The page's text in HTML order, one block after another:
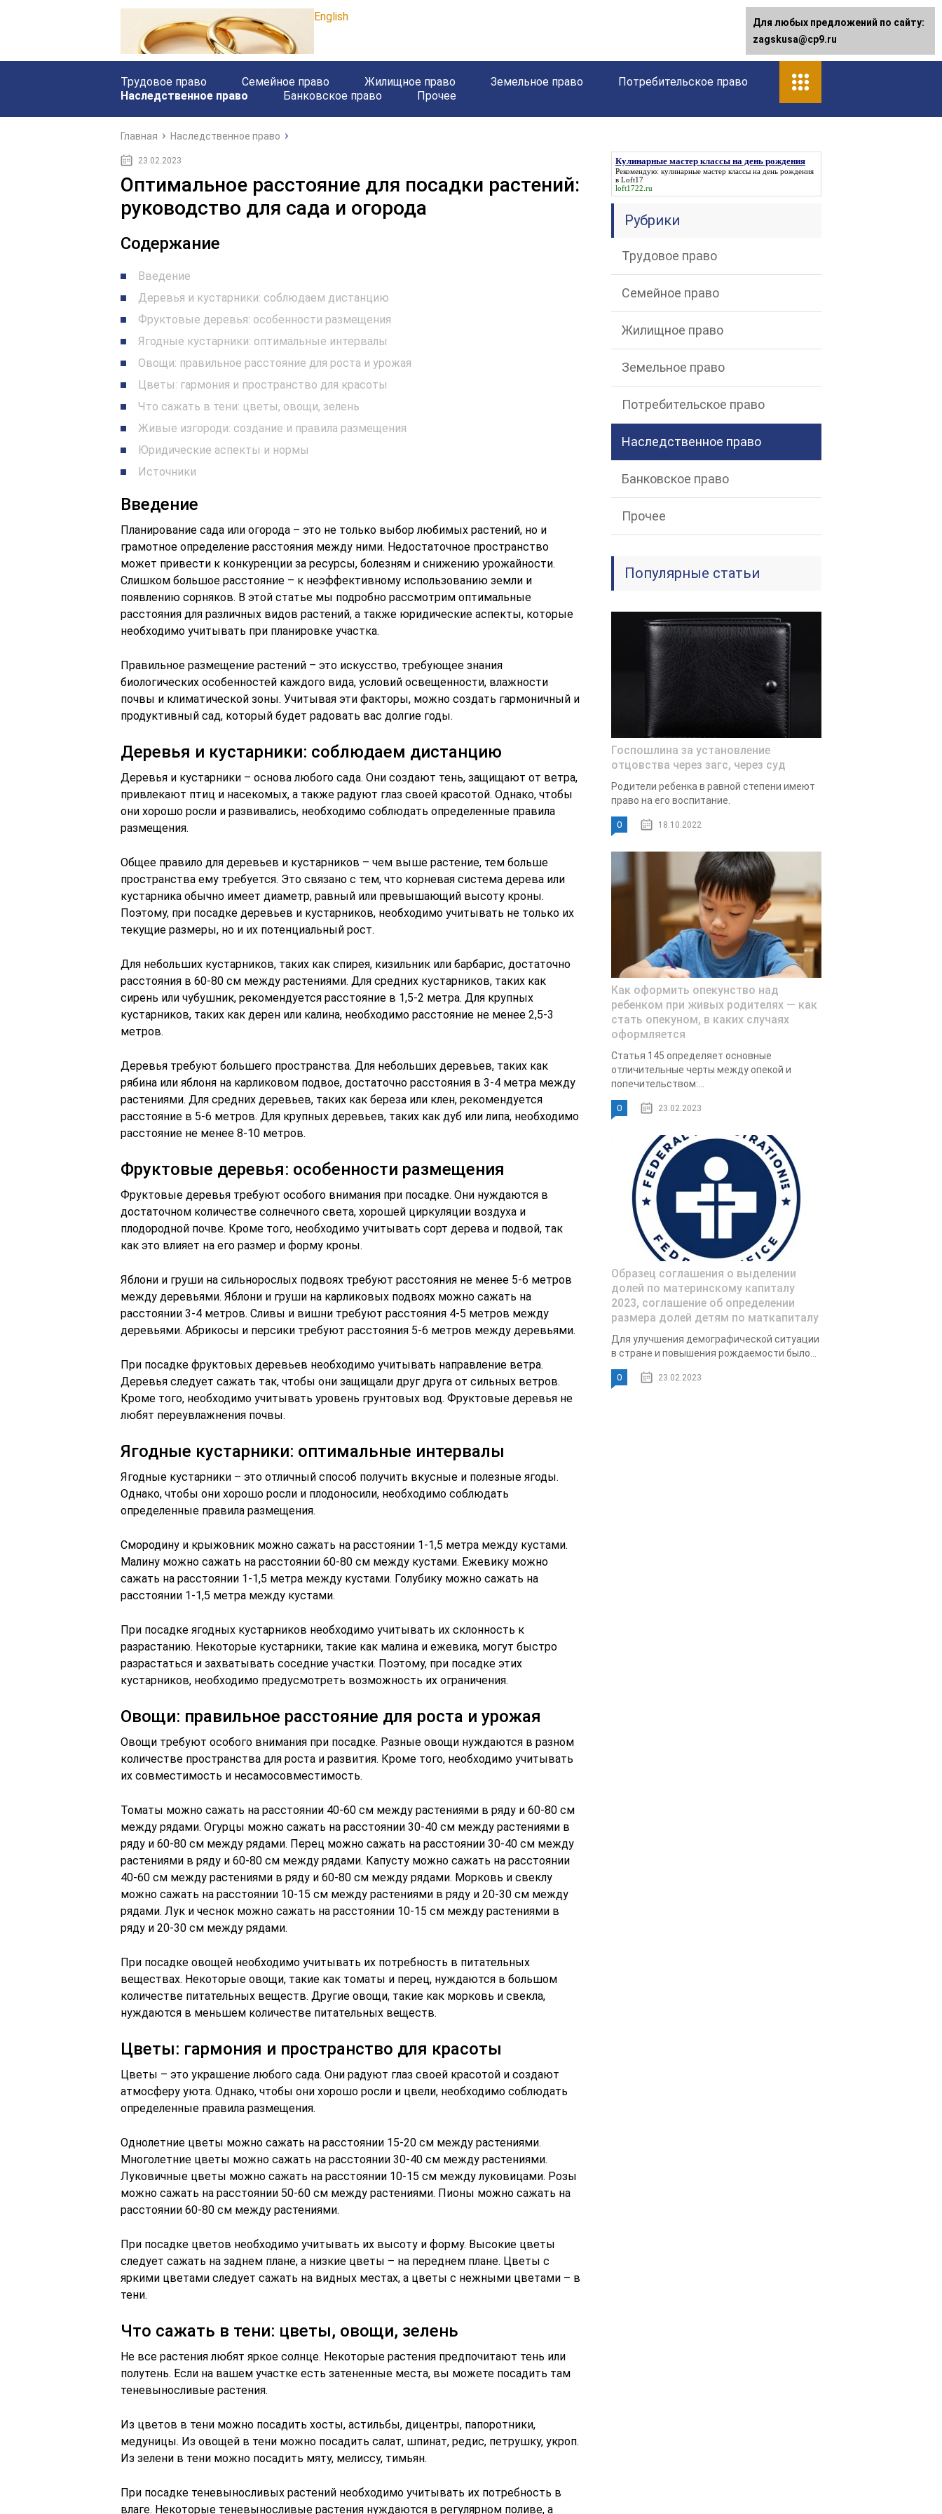
English
Трудовое право Семейное право Жилищное право Земельное право
Потребительское право
Наследственное право
Банковское право Прочее
Главная Наследственное право
23.02.2023
Оптимальное расстояние для посадки растений:
руководство для сада и огорода
Содержание
Введение
Деревья и кустарники: соблюдаем дистанцию
Фруктовые деревья: особенности размещения
Ягодные кустарники: оптимальные интервалы
Овощи: правильное расстояние для роста и урожая
Цветы: гармония и пространство для красоты
Что сажать в тени: цветы, овощи, зелень
Живые изгороди: создание и правила размещения
Юридические аспекты и нормы
Источники
Введение
Планирование сада или огорода – это не только выбор любимых растений, но и
грамотное определение расстояния между ними. Недостаточное пространство
может привести к конкуренции за ресурсы, болезням и снижению урожайности.
Слишком большое расстояние – к неэффективному использованию земли и
появлению сорняков. В этой статье мы подробно рассмотрим оптимальные
расстояния для различных видов растений, а также юридические аспекты, которые
необходимо учитывать при планировке участка.
Правильное размещение растений – это искусство, требующее знания
биологических особенностей каждого вида, условий освещенности, влажности
почвы и климатической зоны. Учитывая эти факторы, можно создать гармоничный и
продуктивный сад, который будет радовать вас долгие годы.
Деревья и кустарники: соблюдаем дистанцию
Деревья и кустарники – основа любого сада. Они создают тень, защищают от ветра,
привлекают птиц и насекомых, а также радуют глаз своей красотой. Однако, чтобы
они хорошо росли и развивались, необходимо соблюдать определенные правила
размещения.
Общее правило для деревьев и кустарников – чем выше растение, тем больше
пространства ему требуется. Это связано с тем, что корневая система дерева или
кустарника обычно имеет диаметр, равный или превышающий высоту кроны.
Поэтому, при посадке деревьев и кустарников, необходимо учитывать не только их
текущие размеры, но и их потенциальный рост.
Для небольших кустарников, таких как спирея, кизильник или барбарис, достаточно
расстояния в 60-80 см между растениями. Для средних кустарников, таких как
сирень или чубушник, рекомендуется расстояние в 1,5-2 метра. Для крупных
кустарников, таких как дерен или калина, необходимо расстояние не менее 2,5-3
метров.
Деревья требуют большего пространства. Для небольших деревьев, таких как
рябина или яблоня на карликовом подвое, достаточно расстояния в 3-4 метра между
растениями. Для средних деревьев, таких как береза или клен, рекомендуется
расстояние в 5-6 метров. Для крупных деревьев, таких как дуб или липа, необходимо
расстояние не менее 8-10 метров.
Фруктовые деревья: особенности размещения
Фруктовые деревья требуют особого внимания при посадке. Они нуждаются в
достаточном количестве солнечного света, хорошей циркуляции воздуха и
плодородной почве. Кроме того, необходимо учитывать сорт дерева и подвой, так
как это влияет на его размер и форму кроны.
Яблони и груши на сильнорослых подвоях требуют расстояния не менее 5-6 метров
между деревьями. Яблони и груши на карликовых подвоях можно сажать на
расстоянии 3-4 метров. Сливы и вишни требуют расстояния 4-5 метров между
деревьями. Абрикосы и персики требуют расстояния 5-6 метров между деревьями.
При посадке фруктовых деревьев необходимо учитывать направление ветра.
Деревья следует сажать так, чтобы они защищали друг друга от сильных ветров.
Кроме того, необходимо учитывать уровень грунтовых вод. Фруктовые деревья не
любят переувлажнения почвы.
Ягодные кустарники: оптимальные интервалы
Ягодные кустарники – это отличный способ получить вкусные и полезные ягоды.
Однако, чтобы они хорошо росли и плодоносили, необходимо соблюдать
определенные правила размещения.
Смородину и крыжовник можно сажать на расстоянии 1-1,5 метра между кустами.
Малину можно сажать на расстоянии 60-80 см между кустами. Ежевику можно
сажать на расстоянии 1-1,5 метра между кустами. Голубику можно сажать на
расстоянии 1-1,5 метра между кустами.
При посадке ягодных кустарников необходимо учитывать их склонность к
разрастанию. Некоторые кустарники, такие как малина и ежевика, могут быстро
разрастаться и захватывать соседние участки. Поэтому, при посадке этих
кустарников, необходимо предусмотреть возможность их ограничения.
Овощи: правильное расстояние для роста и урожая
Овощи требуют особого внимания при посадке. Разные овощи нуждаются в разном
количестве пространства для роста и развития. Кроме того, необходимо учитывать
их совместимость и несамосовместимость.
Томаты можно сажать на расстоянии 40-60 см между растениями в ряду и 60-80 см
между рядами. Огурцы можно сажать на расстоянии 30-40 см между растениями в
ряду и 60-80 см между рядами. Перец можно сажать на расстоянии 30-40 см между
растениями в ряду и 60-80 см между рядами. Капусту можно сажать на расстоянии
40-60 см между растениями в ряду и 60-80 см между рядами. Морковь и свеклу
можно сажать на расстоянии 10-15 см между растениями в ряду и 20-30 см между
рядами. Лук и чеснок можно сажать на расстоянии 10-15 см между растениями в
ряду и 20-30 см между рядами.
При посадке овощей необходимо учитывать их потребность в питательных
веществах. Некоторые овощи, такие как томаты и перец, нуждаются в большом
количестве питательных веществ. Другие овощи, такие как морковь и свекла,
нуждаются в меньшем количестве питательных веществ.
Цветы: гармония и пространство для красоты
Цветы – это украшение любого сада. Они радуют глаз своей красотой и создают
атмосферу уюта. Однако, чтобы они хорошо росли и цвели, необходимо соблюдать
определенные правила размещения.
Однолетние цветы можно сажать на расстоянии 15-20 см между растениями.
Многолетние цветы можно сажать на расстоянии 30-40 см между растениями.
Луковичные цветы можно сажать на расстоянии 10-15 см между луковицами. Розы
можно сажать на расстоянии 50-60 см между растениями. Пионы можно сажать на
расстоянии 60-80 см между растениями.
При посадке цветов необходимо учитывать их высоту и форму. Высокие цветы
следует сажать на заднем плане, а низкие цветы – на переднем плане. Цветы с
яркими цветами следует сажать на видных местах, а цветы с нежными цветами – в
тени.
Что сажать в тени: цветы, овощи, зелень
Не все растения любят яркое солнце. Некоторые растения предпочитают тень или
полутень. Если на вашем участке есть затененные места, вы можете посадить там
теневыносливые растения.
Из цветов в тени можно посадить хосты, астильбы, дицентры, папоротники,
медуницы. Из овощей в тени можно посадить салат, шпинат, редис, петрушку, укроп.
Из зелени в тени можно посадить мяту, мелиссу, тимьян.
При посадке теневыносливых растений необходимо учитывать их потребность в
влаге. Некоторые теневыносливые растения нуждаются в регулярном поливе, а
Кулинарные мастер классы на день рождения
Рекомендую: кулинарные мастер классы на день рождения
в Loft17
loft1722.ru
Рубрики
Трудовое право
Семейное право
Жилищное право
Земельное право
Потребительское право
Наследственное право
Банковское право
Прочее
Популярные статьи
Госпошлина за установление
отцовства через загс, через суд
Родители ребенка в равной степени имеют
право на его воспитание.
0 18.10.2022
Как оформить опекунство над
ребенком при живых родителях — как
стать опекуном, в каких случаях
оформляется
Статья 145 определяет основные
отличительные черты между опекой и
попечительством:...
0 23.02.2023
Образец соглашения о выделении
долей по материнскому капиталу
2023, соглашение об определении
размера долей детям по маткапиталу
Для улучшения демографической ситуации
в стране и повышения рождаемости было...
0 23.02.2023
Для любых предложений по сайту:
[email protected]
Для любых предложений по сайту:
zagskusa@cp9.ru